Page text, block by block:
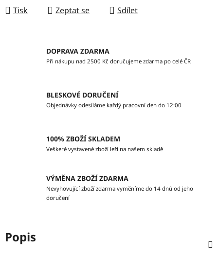
Tisk Zeptat se Sdílet
DOPRAVA ZDARMA
Při nákupu nad 2500 Kč doručujeme zdarma po celé ČR
BLESKOVÉ DORUČENÍ
Objednávky odesíláme každý pracovní den do 12:00
100% ZBOŽÍ SKLADEM
Veškeré vystavené zboží leží na našem skladě
VÝMĚNA ZBOŽÍ ZDARMA
Nevyhovující zboží zdarma vyměníme do 14 dnů od jeho
doručení
Popis